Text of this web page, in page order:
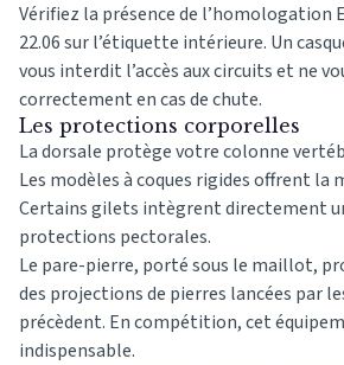
Vérifiez la présence de l’homologation
22.06 sur l’étiquette intérieure. Un
vous interdit l’accès aux circuits et ne
correctement en cas de chute.
Les protections corporelles
La dorsale protège votre colonne
Les modèles à coques rigides offrent
Certains gilets intègrent directement
protections pectorales.
Le pare-pierre, porté sous le maillot,
des projections de pierres lancées par
précèdent. En compétition, cet
indispensable.